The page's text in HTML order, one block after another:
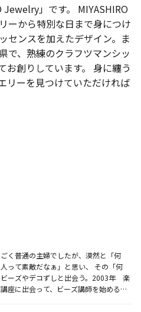
」です。 MIYASHIRO
ーから特別な日まで身につけ
センスを加えたデザイン。ま
で、熟練のクラフツマンシッ
お創りしています。 身に纏う
リーを見つけていただければ
く普通の主婦でしたが、漠然と「何
って素敵だなぁ」と思い、 その「何
ーズやデコずしと出会う。2003年 楽
座に出会って、ビーズ講師を始める。